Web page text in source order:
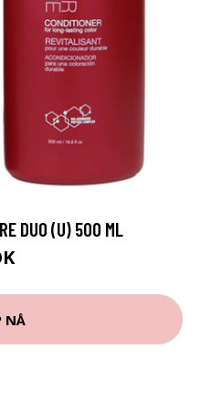
DUO (U) 500 ML
NÅ